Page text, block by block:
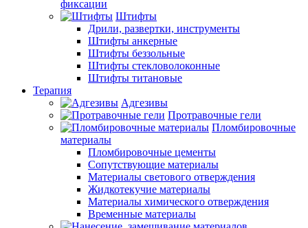
фиксации
Штифты
Дрили, развертки, инструменты
Штифты анкерные
Штифты беззольные
Штифты стекловолоконные
Штифты титановые
Терапия
Адгезивы
Протравочные гели
Пломбировочные
материалы
Пломбировочные цементы
Сопутствующие материалы
Материалы светового отверждения
Жидкотекучие материалы
Материалы химического отверждения
Временные материалы